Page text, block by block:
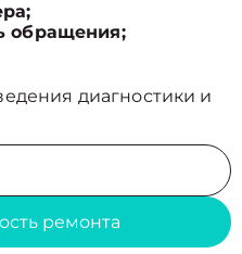
обращения;
диагностики и
ремонта